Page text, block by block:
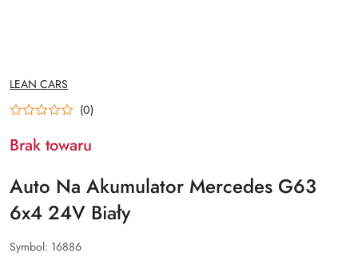
NAZWA
PRODUCENTA:
LEAN CARS
(0)
Brak towaru
Auto Na Akumulator Mercedes G63
6x4 24V Biały
Symbol: 16886